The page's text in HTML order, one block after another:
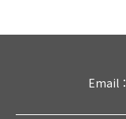
Email：